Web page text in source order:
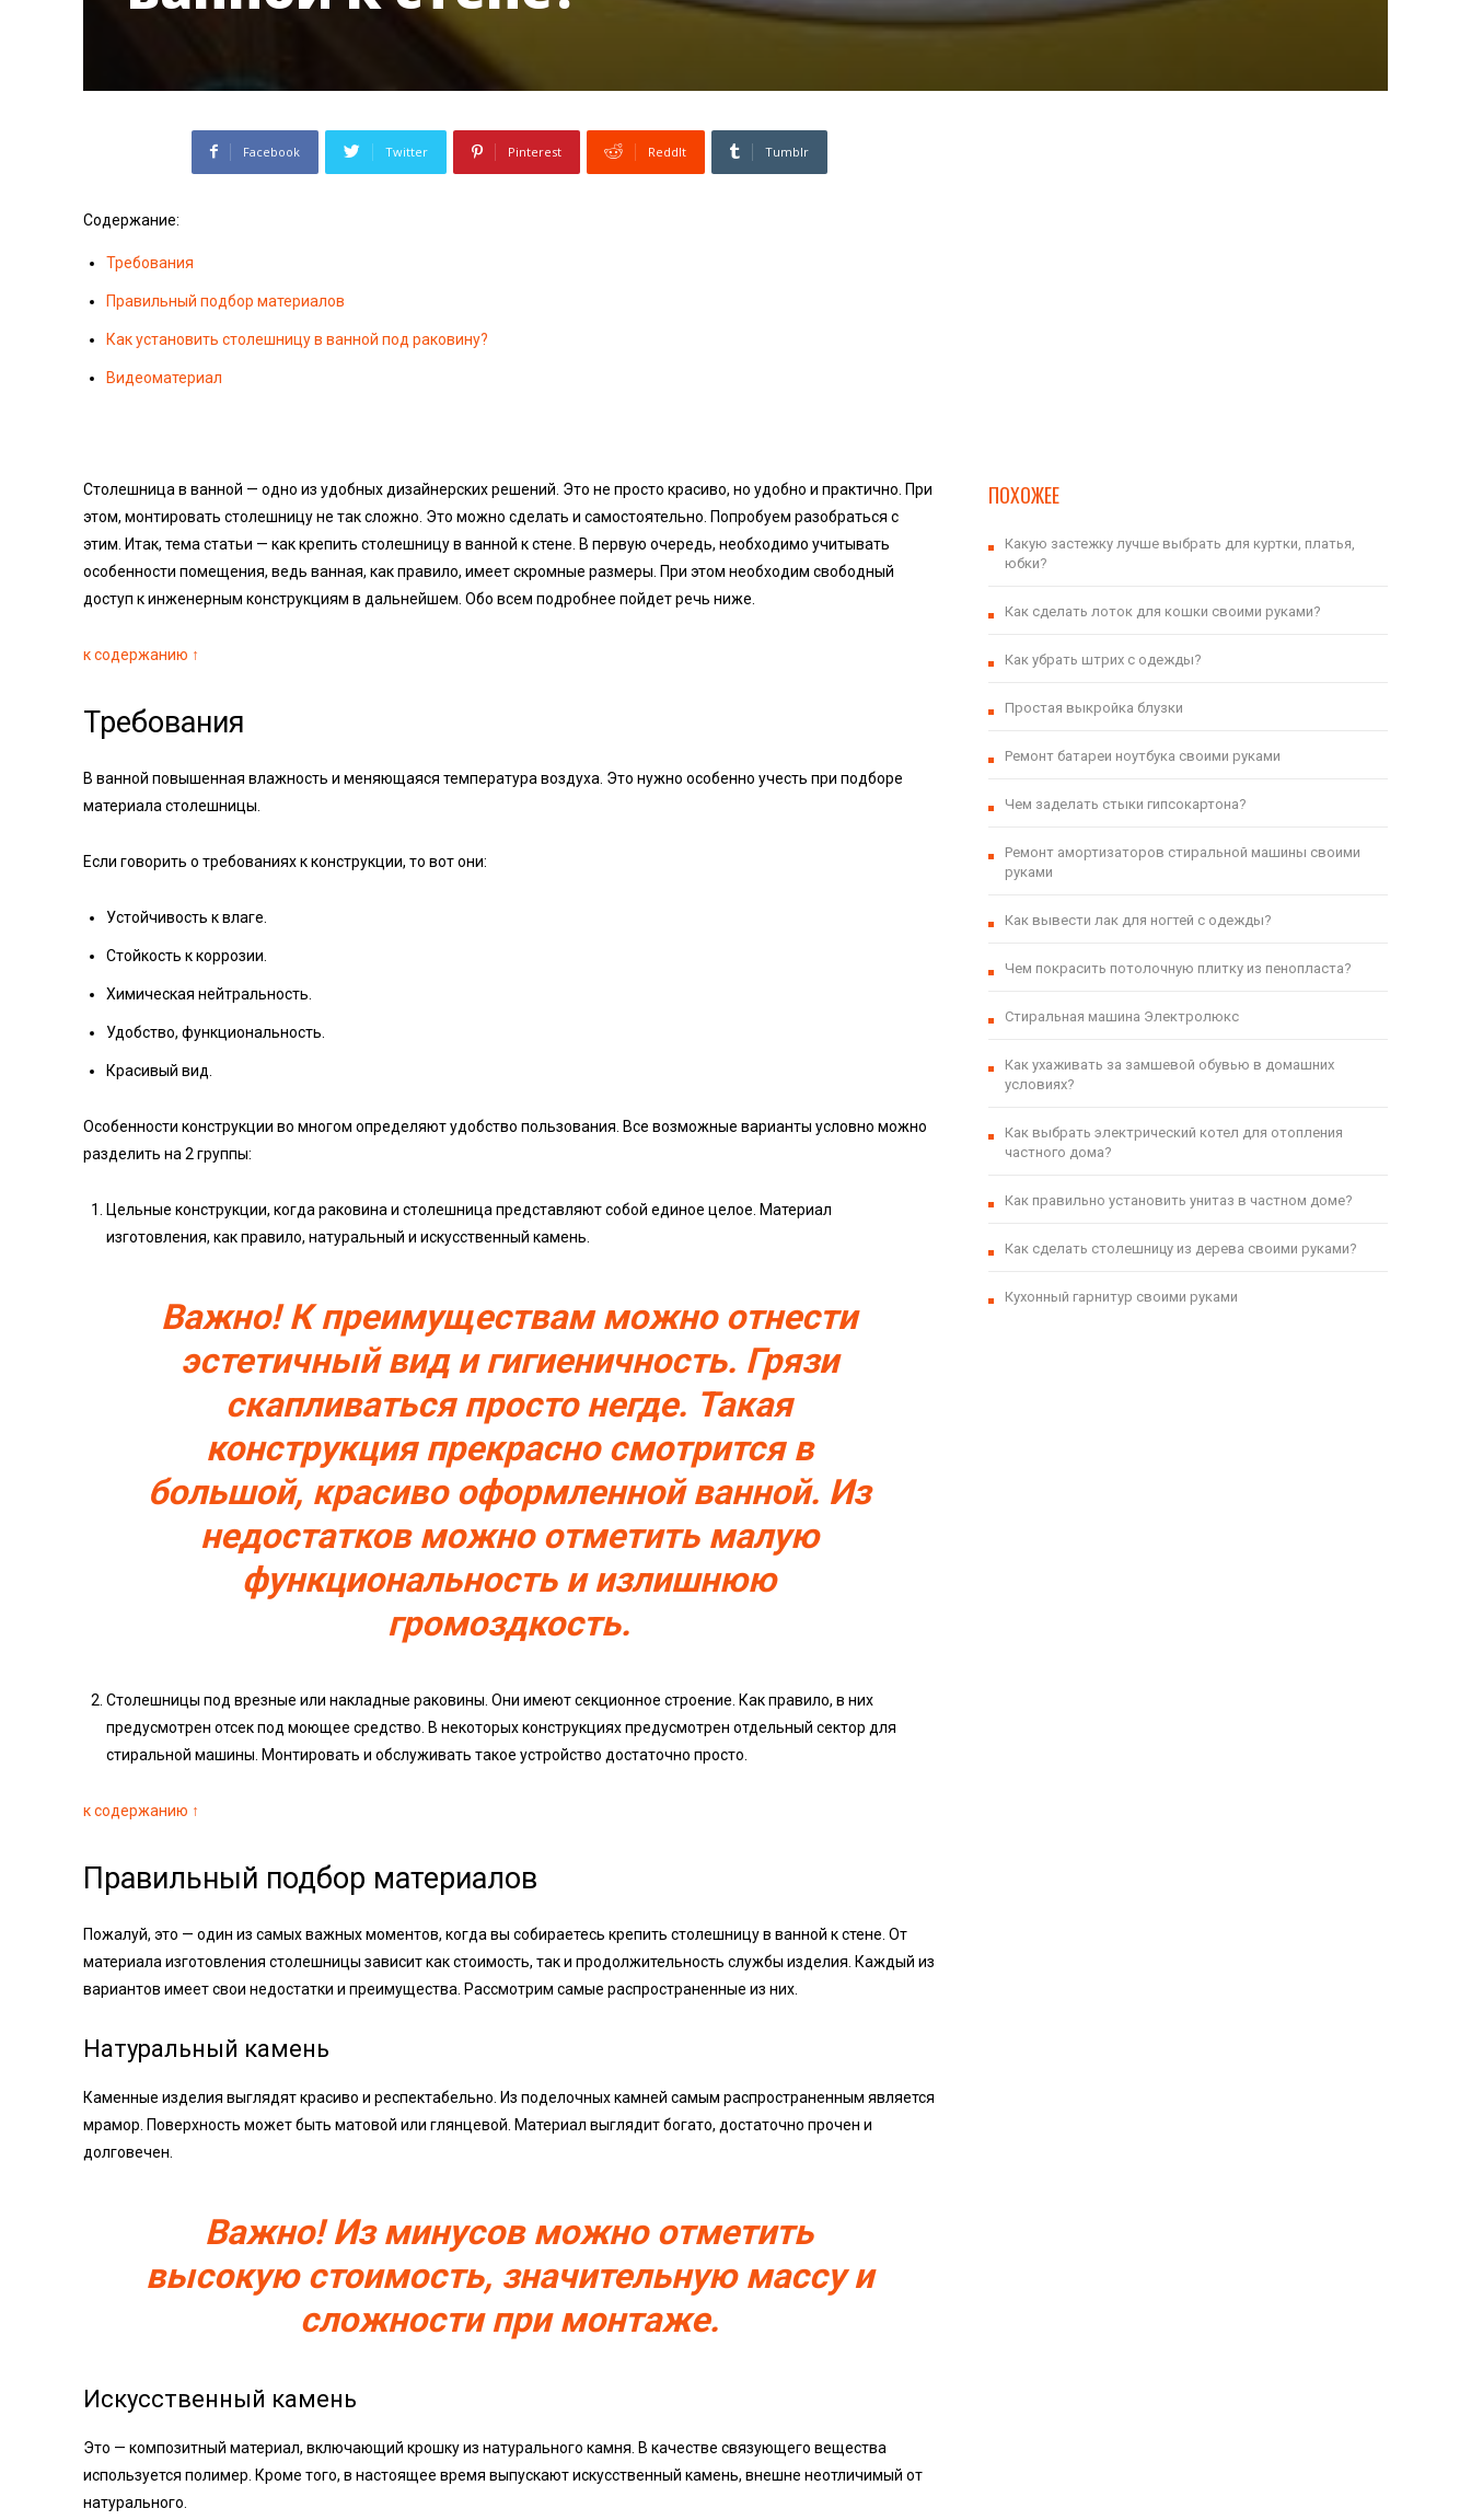
Facebook Twitter Pinterest ReddIt Tumblr
Содержание:
Требования
Правильный подбор материалов
Как установить столешницу в ванной под раковину?
Видеоматериал
Столешница в ванной — одно из удобных дизайнерских решений. Это не просто красиво, но удобно и практично. При
этом, монтировать столешницу не так сложно. Это можно сделать и самостоятельно. Попробуем разобраться с
этим. Итак, тема статьи — как крепить столешницу в ванной к стене. В первую очередь, необходимо учитывать
особенности помещения, ведь ванная, как правило, имеет скромные размеры. При этом необходим свободный
доступ к инженерным конструкциям в дальнейшем. Обо всем подробнее пойдет речь ниже.
к содержанию ↑
Требования
В ванной повышенная влажность и меняющаяся температура воздуха. Это нужно особенно учесть при подборе
материала столешницы.
Если говорить о требованиях к конструкции, то вот они:
Устойчивость к влаге.
Стойкость к коррозии.
Химическая нейтральность.
Удобство, функциональность.
Красивый вид.
Особенности конструкции во многом определяют удобство пользования. Все возможные варианты условно можно
разделить на 2 группы:
Цельные конструкции, когда раковина и столешница представляют собой единое целое. Материал
изготовления, как правило, натуральный и искусственный камень.
Важно! К преимуществам можно отнести
эстетичный вид и гигиеничность. Грязи
скапливаться просто негде. Такая
конструкция прекрасно смотрится в
большой, красиво оформленной ванной. Из
недостатков можно отметить малую
функциональность и излишнюю
громоздкость.
Столешницы под врезные или накладные раковины. Они имеют секционное строение. Как правило, в них
предусмотрен отсек под моющее средство. В некоторых конструкциях предусмотрен отдельный сектор для
стиральной машины. Монтировать и обслуживать такое устройство достаточно просто.
к содержанию ↑
Правильный подбор материалов
Пожалуй, это — один из самых важных моментов, когда вы собираетесь крепить столешницу в ванной к стене. От
материала изготовления столешницы зависит как стоимость, так и продолжительность службы изделия. Каждый из
вариантов имеет свои недостатки и преимущества. Рассмотрим самые распространенные из них.
Натуральный камень
Каменные изделия выглядят красиво и респектабельно. Из поделочных камней самым распространенным является
мрамор. Поверхность может быть матовой или глянцевой. Материал выглядит богато, достаточно прочен и
долговечен.
Важно! Из минусов можно отметить
высокую стоимость, значительную массу и
сложности при монтаже.
Искусственный камень
Это — композитный материал, включающий крошку из натурального камня. В качестве связующего вещества
используется полимер. Кроме того, в настоящее время выпускают искусственный камень, внешне неотличимый от
натурального.
ПОХОЖЕЕ
Какую застежку лучше выбрать для куртки, платья,
юбки?
Как сделать лоток для кошки своими руками?
Как убрать штрих с одежды?
Простая выкройка блузки
Ремонт батареи ноутбука своими руками
Чем заделать стыки гипсокартона?
Ремонт амортизаторов стиральной машины своими
руками
Как вывести лак для ногтей с одежды?
Чем покрасить потолочную плитку из пенопласта?
Стиральная машина Электролюкс
Как ухаживать за замшевой обувью в домашних
условиях?
Как выбрать электрический котел для отопления
частного дома?
Как правильно установить унитаз в частном доме?
Как сделать столешницу из дерева своими руками?
Кухонный гарнитур своими руками